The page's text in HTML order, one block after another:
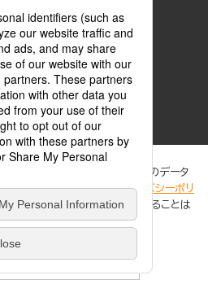
信サービスが、著作権者からコンテンツ使用許諾を
示す登録商標(登録番号 第6091713号)です。
いるサービスの一覧はこちら。
利便性向上のためにCookie等のデータ
についての詳細は、「プライバシーポリ
では、訪問者の個人情報を追跡することは